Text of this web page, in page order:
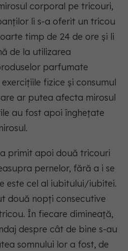
corporal pe tricouri,
li s-a oferit un tricou
timp de 24 de ore și li
de la utilizarea
parfumate
fizice și consumul
ar putea afecta mirosul
au fost apoi înghețate
primit apoi două tricouri
pernelor, fără a i se
este cel al iubitului/iubitei.
două nopți consecutive
În fiecare dimineață,
despre cât de bine s-au
somnului lor a fost, de